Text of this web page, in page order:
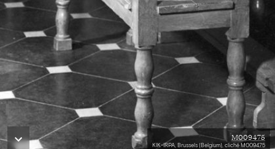
M009475
KIK-IRPA, Brussels (Belgium), cliché M009475